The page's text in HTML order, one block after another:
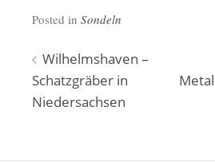
Posted in Sondeln
Beitragsnavigation
Wilhelmshaven –
Schatzgräber in
Niedersachsen